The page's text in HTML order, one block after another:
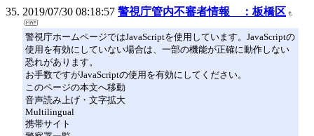
2019/07/30 08:18:57 警視庁管内不審者情報 ：板橋区
警視庁ホームページではJavaScriptを使用しています。JavaScriptの
使用を有効にしていない場合は、一部の機能が正確に動作しない
恐れがあります。
お手数ですがJavaScriptの使用を有効にしてください。
このページの本文へ移動
音声読み上げ・文字拡大
Multilingual
携帯サイト